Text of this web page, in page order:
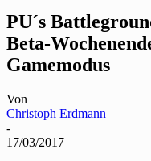
PU´s
Beta-
Gamemodus
Von
Christoph Erdmann
-
17/03/2017